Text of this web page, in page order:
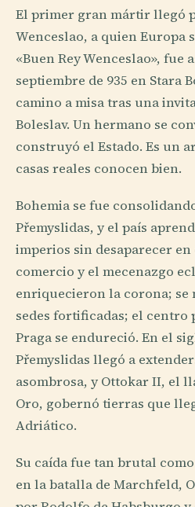
El primer gran mártir llegó
Wenceslao, a quien Europa
«Buen Rey Wenceslao», fue
septiembre de 935 en Stara
camino a misa tras una
Boleslav. Un hermano se
construyó el Estado. Es un
casas reales conocen bien.
Bohemia se fue
Přemyslidas, y el país
imperios sin desaparecer
comercio y el mecenazgo
enriquecieron la corona;
sedes fortificadas; el
Praga se endureció. En el
Přemyslidas llegó a
asombrosa, y Ottokar II, el
Oro, gobernó tierras que
Adriático.
Su caída fue tan brutal como
en la batalla de Marchfeld,